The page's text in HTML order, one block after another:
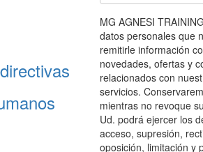
MG AGNESI
datos personales que
remitirle información
novedades, ofertas y
relacionados con
servicios.
mientras no revoque
Ud. podrá ejercer los
acceso, supresión,
oposición, limitación y